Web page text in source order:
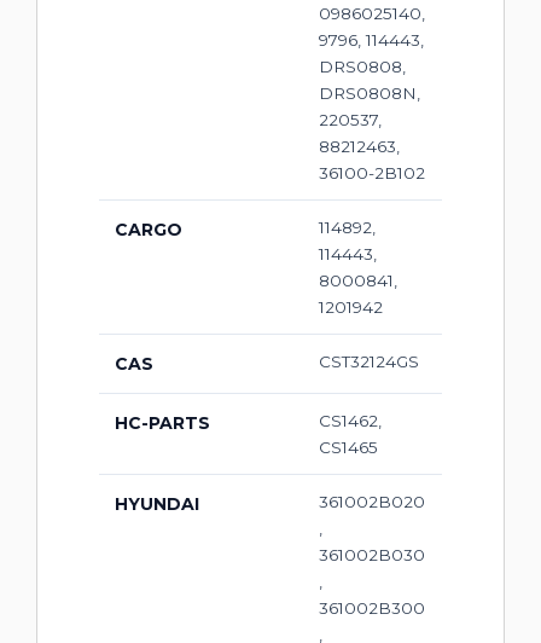
0986025140,
9796, 114443,
DRS0808,
DRS0808N,
220537,
88212463,
36100-2B102
CARGO
114892,
114443,
8000841,
1201942
CAS CST32124GS
HC-PARTS
CS1462,
CS1465
HYUNDAI
361002B020
361002B030
361002B300